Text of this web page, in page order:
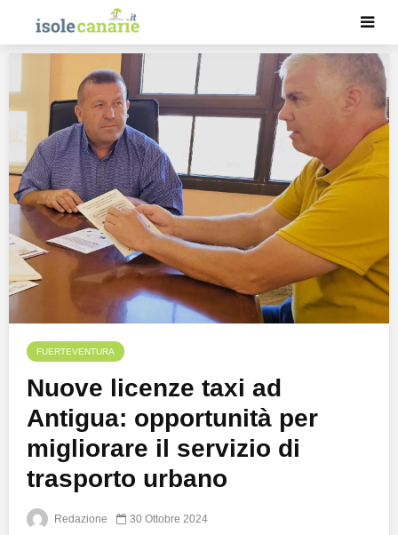
FUERTEVENTURA
Nuove licenze taxi ad
Antigua: opportunità per
migliorare il servizio di
trasporto urbano
Redazione 30 Ottobre 2024